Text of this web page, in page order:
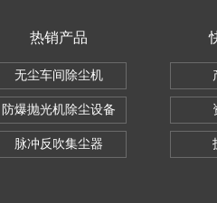
热销产品
无尘车间除尘机
防爆抛光机除尘设备
脉冲反吹集尘器